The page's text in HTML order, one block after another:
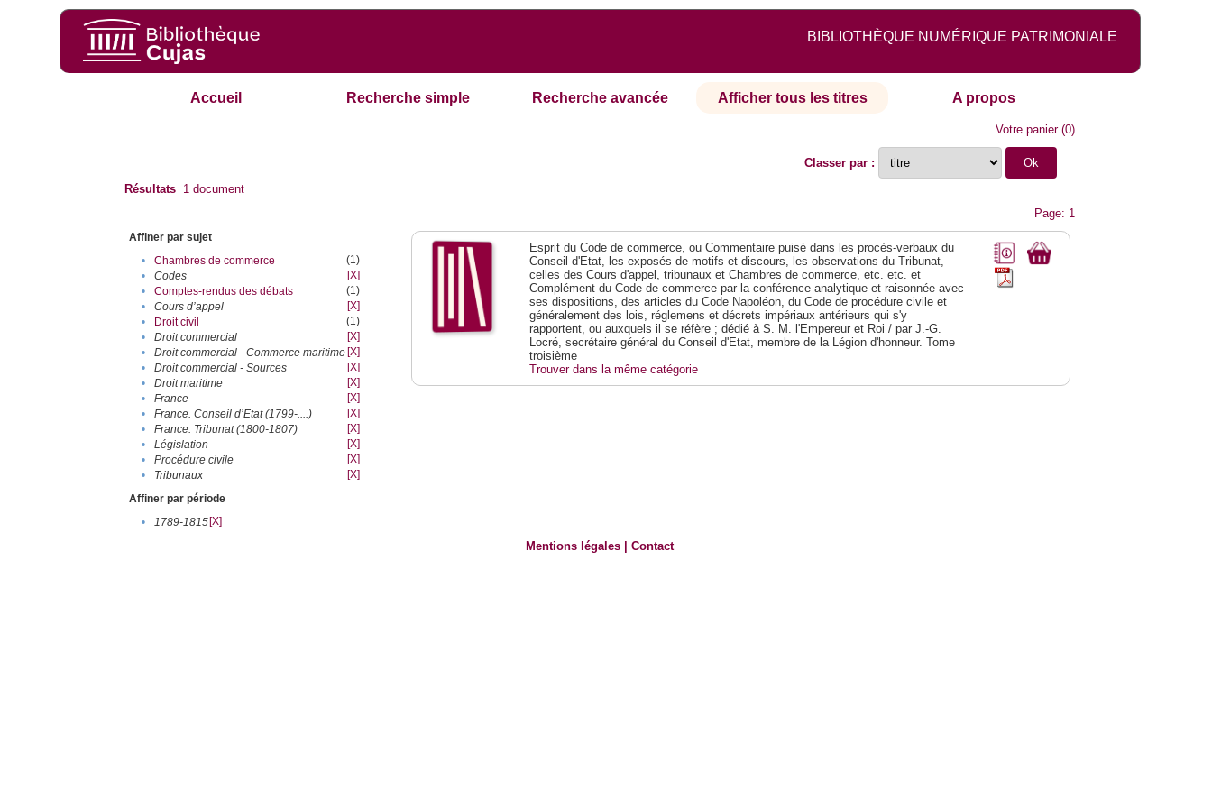
BIBLIOTHÈQUE NUMÉRIQUE PATRIMONIALE
Accueil Recherche simple Recherche avancée Afficher tous les titres A propos
Votre panier(0)
Classer par :
Résultats 1 document
Page: 1
Affiner par sujet
•
Chambres de commerce
(1)
•
Codes
[X]
•
Comptes-rendus des débats
(1)
•
Cours d’appel
[X]
•
Droit civil
(1)
•
Droit commercial
[X]
•
Droit commercial - Commerce maritime [X]
•
Droit commercial - Sources
[X]
•
Droit maritime
[X]
•
France
[X]
•
France. Conseil d’Etat (1799-....)
[X]
•
France. Tribunat (1800-1807)
[X]
•
Législation
[X]
•
Procédure civile
[X]
•
Tribunaux
[X]
Affiner par période
•
1789-1815[X]
Esprit du Code de commerce, ou Commentaire puisé dans les procès-verbaux du
Conseil d'Etat, les exposés de motifs et discours, les observations du Tribunat,
celles des Cours d'appel, tribunaux et Chambres de commerce, etc. etc. et
Complément du Code de commerce par la conférence analytique et raisonnée avec
ses dispositions, des articles du Code Napoléon, du Code de procédure civile et
généralement des lois, réglemens et décrets impériaux antérieurs qui s'y
rapportent, ou auxquels il se réfère ; dédié à S. M. l'Empereur et Roi / par J.-G.
Locré, secrétaire général du Conseil d'Etat, membre de la Légion d'honneur. Tome
troisième
Trouver dans la même catégorie
Mentions légales |Contact